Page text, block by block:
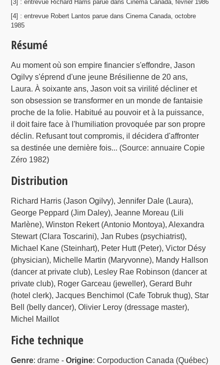
[3] : entrevue Richard Harris parue dans Cinema Canada, février 1986
[4] : entrevue Robert Lantos parue dans Cinema Canada, octobre
1985
Résumé
Au moment où son empire financier s'effondre, Jason
Ogilvy s'éprend d'une jeune Brésilienne de 20 ans,
Laura. À soixante ans, Jason voit sa virilité décliner et
son obsession se transformer en un monde de fantaisie
proche de la folie. Habitué au pouvoir et à la puissance,
il doit faire face à l'humiliation provoquée par son propre
déclin. Refusant tout compromis, il décidera d'affronter
sa destinée une dernière fois... (Source: annuaire Copie
Zéro 1982)
Distribution
Richard Harris (Jason Ogilvy), Jennifer Dale (Laura),
George Peppard (Jim Daley), Jeanne Moreau (Lili
Marlène), Winston Rekert (Antonio Montoya), Alexandra
Stewart (Clara Toscarini), Jan Rubes (psychiatrist),
Michael Kane (Steinhart), Peter Hutt (Peter), Victor Désy
(physician), Michelle Martin (Maryvonne), Mandy Hallson
(dancer at private club), Lesley Rae Robinson (dancer at
private club), Roger Garceau (jeweller), Gerard Buhr
(hotel clerk), Jacques Benchimol (Cafe Tobruk thug), Star
Bell (belly dancer), Olivier Leroy (dressage master),
Michel Maillot
Fiche technique
Genre: drame -Origine: Corpoduction Canada (Québec)